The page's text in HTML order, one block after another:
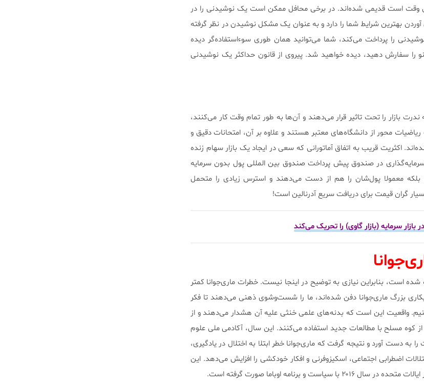
وقت است قدیمی شده‌اند. در برخی محافل ممکن است یک نوشیدنی را در
بهترین شرایط شما را دارد و به عنوان یک مشکل نوشیدن در نظر گرفته
را پرداخت می‌کند، شما می‌توانید همان طوری سوءاستفاده‌گر دیده
را سفارش دهید، دیده خواهید شد. پیروی از قانون حداکثر یک نوشیدنی
بازار را تحت تاثیر قرار می‌دهند و آن‌ها به طور تمام وقت کار می‌کنند،
محور از دانشگاه‌های معتبر هستند و علاوه بر آن، امتحانات دقیق و
اکثریت قریب به اتفاق آماتورانی که سعی در ایجاد یک بازار سهام زنده
در صندوق پیش پرداخت صندوق بین المللی پول بدون سرمایه
بلکه معمولا پول‌شان را هم از دست می‌دهند و استرس زیادی را متحمل
گران‌ قیمت برای دریافت سریع آدرنالین است!
سرمایه (بازار گاوی) را تحریک می‌کند
است، بنابراین نیازی به توضیح در اینجا نیست. خطرات ماری‌جوانا کمتر
بزرگ ماری‌جوانا دفن شده‌اند، ما را شست‌وشوی ذهنی می‌دهند تا فکر
کنیم. واقعیت این است که بدنه‌های علمی خنثی علیه آن هشدار می‌دهند و از
کوه مسلح با مطالعات جدید استفاده می‌کنند. این سال، آکادمی ملی علوم
مطالعات را به دست آورد و نتیجه گرفت که ماری‌جوانا خطر ابتلا به اختلال در یادگیری،
اضطرابی اجتماعی، اسکیزوفرنی و افکار خودکشی را افزایش می‌دهد. این
و برنامه اوباما صورت گرفته است.